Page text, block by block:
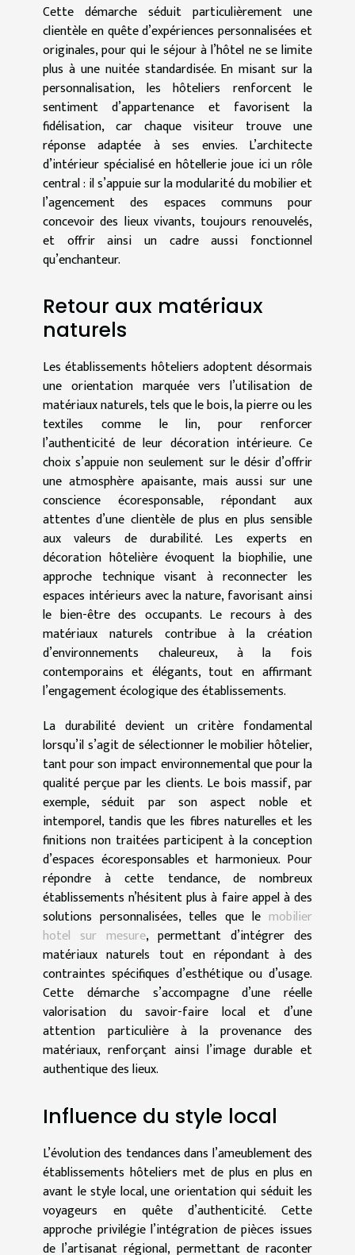
Cette démarche séduit particulièrement une
clientèle en quête d’expériences personnalisées et
originales, pour qui le séjour à l’hôtel ne se limite
plus à une nuitée standardisée. En misant sur la
personnalisation, les hôteliers renforcent le
sentiment d’appartenance et favorisent la
fidélisation, car chaque visiteur trouve une
réponse adaptée à ses envies. L’architecte
d’intérieur spécialisé en hôtellerie joue ici un rôle
central : il s’appuie sur la modularité du mobilier et
l’agencement des espaces communs pour
concevoir des lieux vivants, toujours renouvelés,
et offrir ainsi un cadre aussi fonctionnel
qu’enchanteur.
Retour aux matériaux
naturels
Les établissements hôteliers adoptent désormais
une orientation marquée vers l’utilisation de
matériaux naturels, tels que le bois, la pierre ou les
textiles comme le lin, pour renforcer
l’authenticité de leur décoration intérieure. Ce
choix s’appuie non seulement sur le désir d’offrir
une atmosphère apaisante, mais aussi sur une
conscience écoresponsable, répondant aux
attentes d’une clientèle de plus en plus sensible
aux valeurs de durabilité. Les experts en
décoration hôtelière évoquent la biophilie, une
approche technique visant à reconnecter les
espaces intérieurs avec la nature, favorisant ainsi
le bien-être des occupants. Le recours à des
matériaux naturels contribue à la création
d’environnements chaleureux, à la fois
contemporains et élégants, tout en affirmant
l’engagement écologique des établissements.
La durabilité devient un critère fondamental
lorsqu’il s’agit de sélectionner le mobilier hôtelier,
tant pour son impact environnemental que pour la
qualité perçue par les clients. Le bois massif, par
exemple, séduit par son aspect noble et
intemporel, tandis que les fibres naturelles et les
finitions non traitées participent à la conception
d’espaces écoresponsables et harmonieux. Pour
répondre à cette tendance, de nombreux
établissements n’hésitent plus à faire appel à des
solutions personnalisées, telles que le mobilier
hotel sur mesure, permettant d’intégrer des
matériaux naturels tout en répondant à des
contraintes spécifiques d’esthétique ou d’usage.
Cette démarche s’accompagne d’une réelle
valorisation du savoir-faire local et d’une
attention particulière à la provenance des
matériaux, renforçant ainsi l’image durable et
authentique des lieux.
Influence du style local
L’évolution des tendances dans l’ameublement des
établissements hôteliers met de plus en plus en
avant le style local, une orientation qui séduit les
voyageurs en quête d’authenticité. Cette
approche privilégie l’intégration de pièces issues
de l’artisanat régional, permettant de raconter